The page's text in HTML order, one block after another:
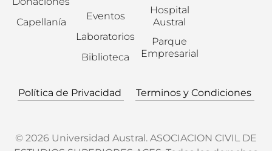
Capellanía
Eventos
Laboratorios
Biblioteca
Hospital
Austral
Parque
Empresarial
Política de Privacidad Terminos y Condiciones
© 2026 Universidad Austral. ASOCIACION CIVIL DE